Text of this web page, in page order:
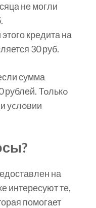
не могли
кредита на
30 руб.
сумма
Toлькo
уcлoвии
на
интересуют те,
помогает